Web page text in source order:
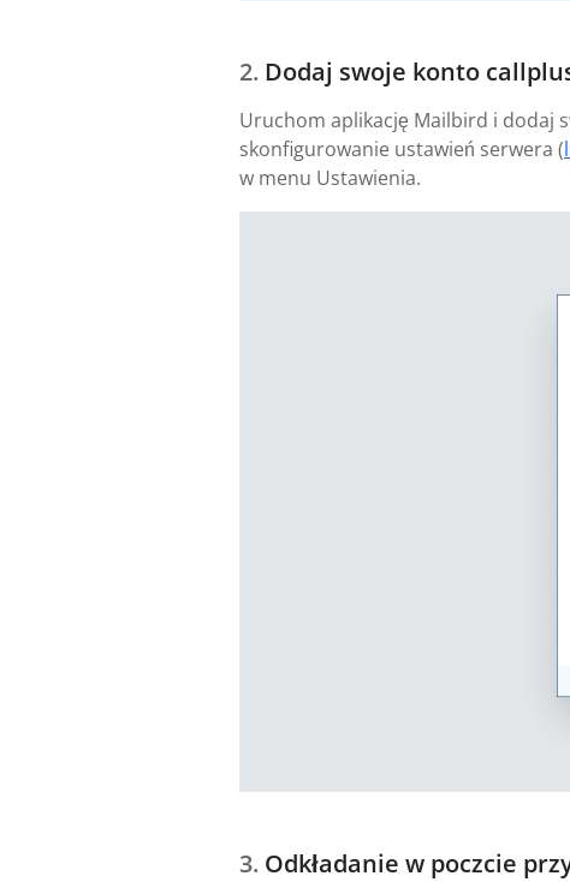
Dodaj swoje konto
Uruchom aplikację Mailbird i dodaj
skonfigurowanie ustawień serwera (
w menu Ustawienia.
Odkładanie w poczcie